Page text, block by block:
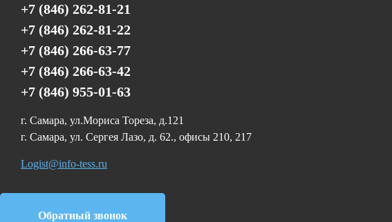
+7 (846) 262-81-21
+7 (846) 262-81-22
+7 (846) 266-63-77
+7 (846) 266-63-42
+7 (846) 955-01-63
г. Самара, ул.Мориса Тореза, д.121
г. Самара, ул. Сергея Лазо, д. 62., офисы 210, 217
Logist@info-tess.ru
Обратный звонок